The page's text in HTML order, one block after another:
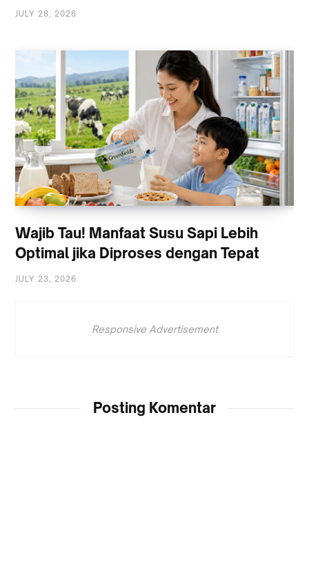
JULY 28, 2026
Wajib Tau! Manfaat Susu Sapi Lebih
Optimal jika Diproses dengan Tepat
JULY 23, 2026
Responsive Advertisement
Posting Komentar